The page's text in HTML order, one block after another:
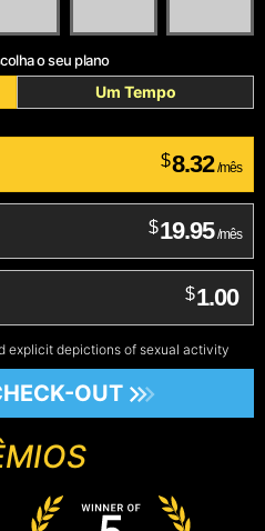
o seu plano
Um Tempo
$8.32 /mês
$19.95 /mês
$1.00
explicit depictions of sexual activity
OUT